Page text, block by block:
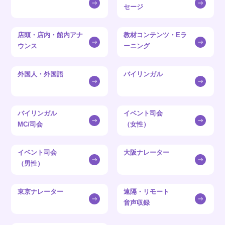
セージ
店頭・店内・館内アナ
ウンス
教材コンテンツ・Eラ
ーニング
外国人・外国語 バイリンガル
バイリンガル
MC/司会
イベント司会
（女性）
イベント司会
（男性）
大阪ナレーター
東京ナレーター
遠隔・リモート
音声収録